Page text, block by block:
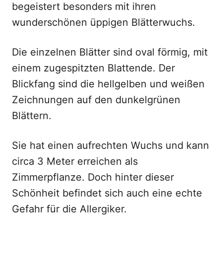
begeistert besonders mit ihren
wunderschönen üppigen Blätterwuchs.
Die einzelnen Blätter sind oval förmig, mit
einem zugespitzten Blattende. Der
Blickfang sind die hellgelben und weißen
Zeichnungen auf den dunkelgrünen
Blättern.
Sie hat einen aufrechten Wuchs und kann
circa 3 Meter erreichen als
Zimmerpflanze. Doch hinter dieser
Schönheit befindet sich auch eine echte
Gefahr für die Allergiker.